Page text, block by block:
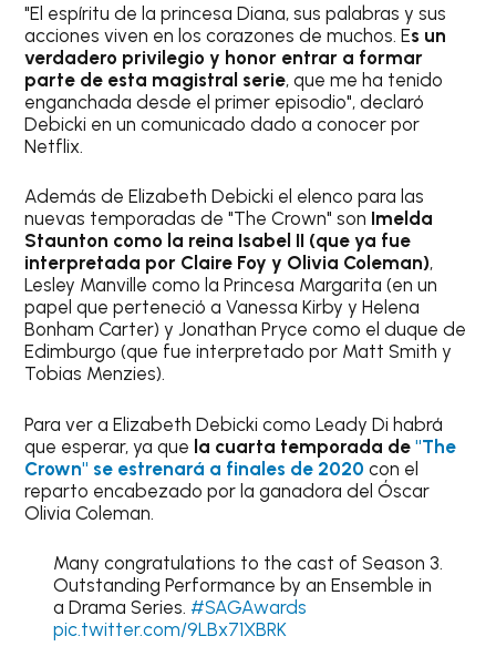
"El espíritu de la princesa Diana, sus palabras y sus
acciones viven en los corazones de muchos. Es un
verdadero privilegio y honor entrar a formar
parte de esta magistral serie, que me ha tenido
enganchada desde el primer episodio", declaró
Debicki en un comunicado dado a conocer por
Netflix.
Además de Elizabeth Debicki el elenco para las
nuevas temporadas de "The Crown" son Imelda
Staunton como la reina Isabel II (que ya fue
interpretada por Claire Foy y Olivia Coleman),
Lesley Manville como la Princesa Margarita (en un
papel que perteneció a Vanessa Kirby y Helena
Bonham Carter) y Jonathan Pryce como el duque de
Edimburgo (que fue interpretado por Matt Smith y
Tobias Menzies).
Para ver a Elizabeth Debicki como Leady Di habrá
que esperar, ya que la cuarta temporada de"The
Crown" se estrenará a finales de 2020 con el
reparto encabezado por la ganadora del Óscar
Olivia Coleman.
Many congratulations to the cast of Season 3.
Outstanding Performance by an Ensemble in
a Drama Series. #SAGAwards
pic.twitter.com/9LBx71XBRK